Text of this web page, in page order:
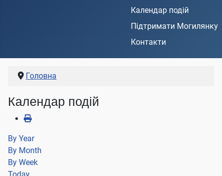
Календар подій
Підтримати Могилянку
Контакти
Головна
Календар подій
By Year
By Month
By Week